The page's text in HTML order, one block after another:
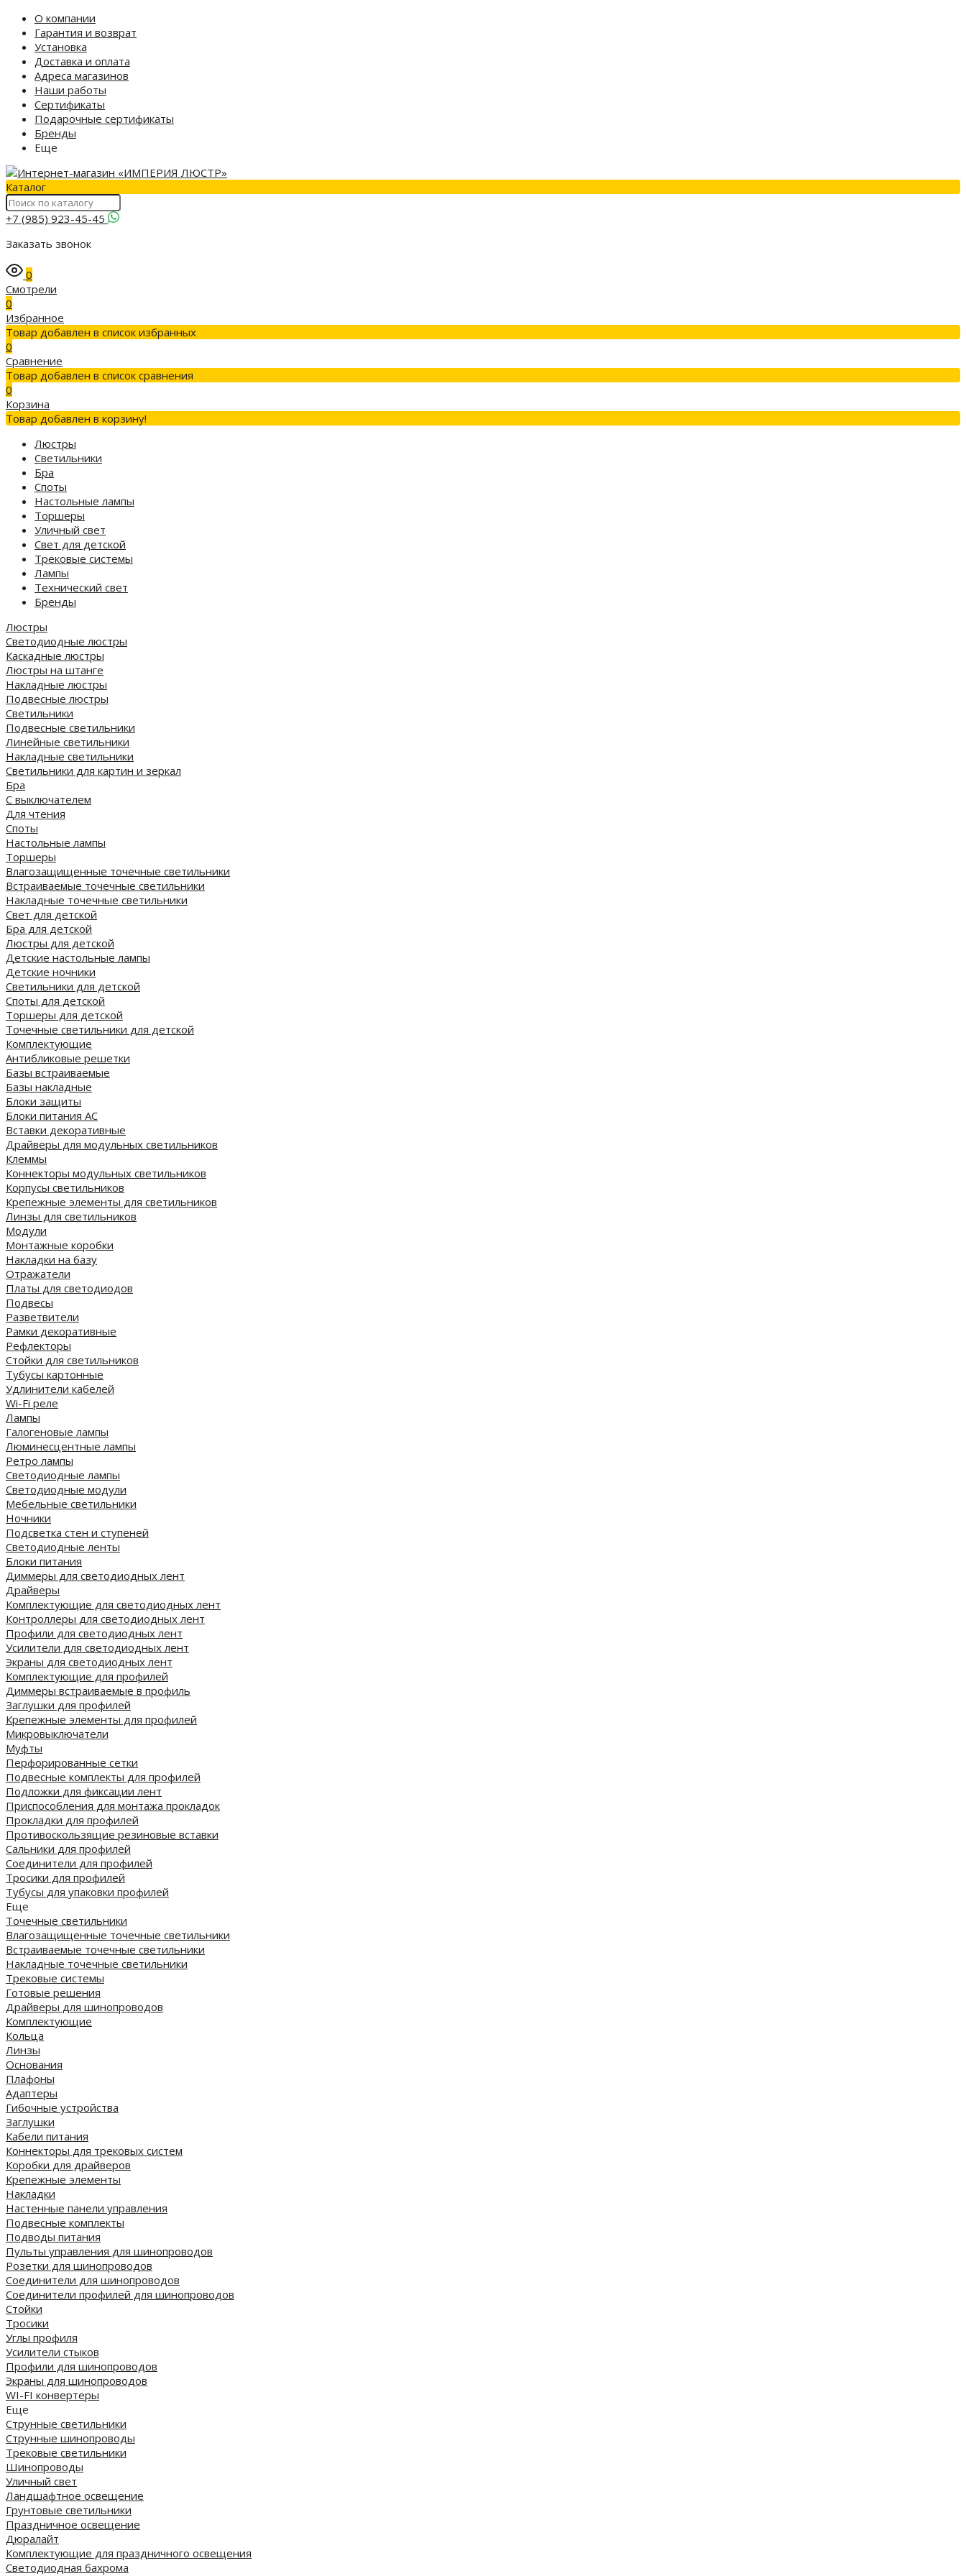
О компании
Гарантия и возврат
Установка
Доставка и оплата
Адреса магазинов
Наши работы
Сертификаты
Подарочные сертификаты
Бренды
Еще
Каталог
+7 (985) 923-45-45
Заказать звонок
0
Смотрели
0
Избранное
Товар добавлен в список избранных
0
Сравнение
Товар добавлен в список сравнения
0
Корзина
Товар добавлен в корзину!
Люстры
Светильники
Бра
Споты
Настольные лампы
Торшеры
Уличный свет
Свет для детской
Трековые системы
Лампы
Технический свет
Бренды
Люстры
Светодиодные люстры
Каскадные люстры
Люстры на штанге
Накладные люстры
Подвесные люстры
Светильники
Подвесные светильники
Линейные светильники
Накладные светильники
Светильники для картин и зеркал
Бра
С выключателем
Для чтения
Споты
Настольные лампы
Торшеры
Влагозащищенные точечные светильники
Встраиваемые точечные светильники
Накладные точечные светильники
Свет для детской
Бра для детской
Люстры для детской
Детские настольные лампы
Детские ночники
Светильники для детской
Споты для детской
Торшеры для детской
Точечные светильники для детской
Комплектующие
Антибликовые решетки
Базы встраиваемые
Базы накладные
Блоки защиты
Блоки питания AC
Вставки декоративные
Драйверы для модульных светильников
Клеммы
Коннекторы модульных светильников
Корпусы светильников
Крепежные элементы для светильников
Линзы для светильников
Модули
Монтажные коробки
Накладки на базу
Отражатели
Платы для светодиодов
Подвесы
Разветвители
Рамки декоративные
Рефлекторы
Стойки для светильников
Тубусы картонные
Удлинители кабелей
Wi-Fi реле
Лампы
Галогеновые лампы
Люминесцентные лампы
Ретро лампы
Светодиодные лампы
Светодиодные модули
Мебельные светильники
Ночники
Подсветка стен и ступеней
Светодиодные ленты
Блоки питания
Диммеры для светодиодных лент
Драйверы
Комплектующие для светодиодных лент
Контроллеры для светодиодных лент
Профили для светодиодных лент
Усилители для светодиодных лент
Экраны для светодиодных лент
Комплектующие для профилей
Диммеры встраиваемые в профиль
Заглушки для профилей
Крепежные элементы для профилей
Микровыключатели
Муфты
Перфорированные сетки
Подвесные комплекты для профилей
Подложки для фиксации лент
Приспособления для монтажа прокладок
Прокладки для профилей
Противоскользящие резиновые вставки
Сальники для профилей
Соединители для профилей
Тросики для профилей
Тубусы для упаковки профилей
Еще
Точечные светильники
Влагозащищенные точечные светильники
Встраиваемые точечные светильники
Накладные точечные светильники
Трековые системы
Готовые решения
Драйверы для шинопроводов
Комплектующие
Кольца
Линзы
Основания
Плафоны
Адаптеры
Гибочные устройства
Заглушки
Кабели питания
Коннекторы для трековых систем
Коробки для драйверов
Крепежные элементы
Накладки
Настенные панели управления
Подвесные комплекты
Подводы питания
Пульты управления для шинопроводов
Розетки для шинопроводов
Соединители для шинопроводов
Соединители профилей для шинопроводов
Стойки
Тросики
Углы профиля
Усилители стыков
Профили для шинопроводов
Экраны для шинопроводов
WI-FI конвертеры
Еще
Струнные светильники
Струнные шинопроводы
Трековые светильники
Шинопроводы
Уличный свет
Ландшафтное освещение
Грунтовые светильники
Праздничное освещение
Дюралайт
Комплектующие для праздничного освещения
Светодиодная бахрома